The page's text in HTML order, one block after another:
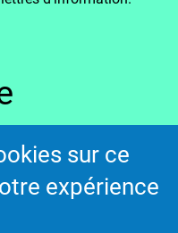
sur ce
expérience